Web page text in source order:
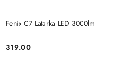
Fenix C7 Latarka LED 3000lm
Cena:
319.00